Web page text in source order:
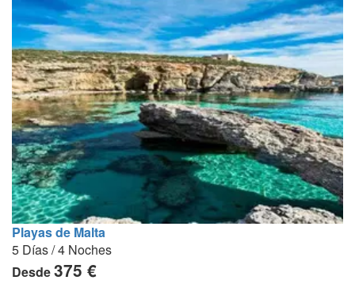
Playas de Malta
5 Días / 4 Noches
Desde375 €